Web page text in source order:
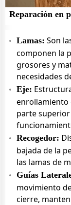
Reparación en
Lamas: Son
componen la
grosores y
necesidades
Eje:
enrollamiento
parte
Recogedor:
bajada de la
las lamas de
Guías
movimiento
cierre,